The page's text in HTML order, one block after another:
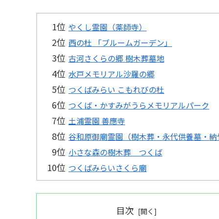
やくし霊園（薬師寺）
西の杜 「ブルームガーデン」
古河さくらの郷 樹木葬墓地
水戸メモリアル沙羅の郷
つくばみらい こもれびの杜
つくば・かすみがうらメモリアルパーク
土浦霊園 善應寺
谷和原御廟霊園（樹木葬・永代供養墓・
小さな森の樹木葬 つくば
つくばみらいさくら廟
目次